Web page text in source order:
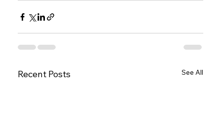
Recent Posts See All